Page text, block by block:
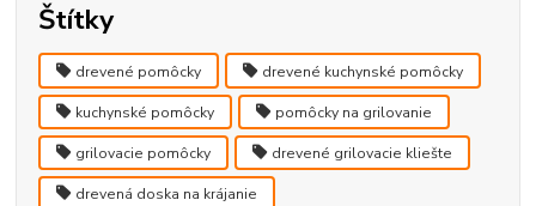
Štítky
drevené pomôcky drevené kuchynské pomôcky
kuchynské pomôcky pomôcky na grilovanie
grilovacie pomôcky drevené grilovacie kliešte
drevená doska na krájanie